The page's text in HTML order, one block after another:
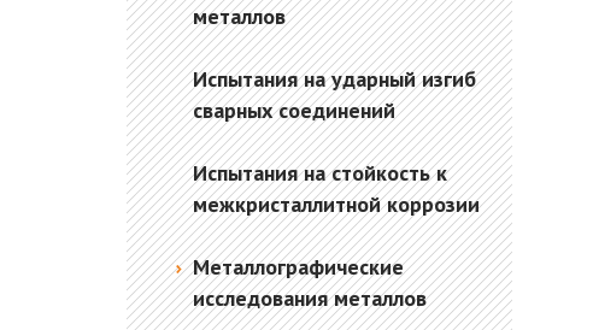
металлов
Испытания на ударный изгиб
сварных соединений
Испытания на стойкость к
межкристаллитной коррозии
Металлографические
исследования металлов